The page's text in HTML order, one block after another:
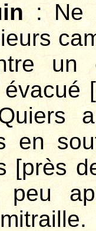
: Ne
un
en
[près